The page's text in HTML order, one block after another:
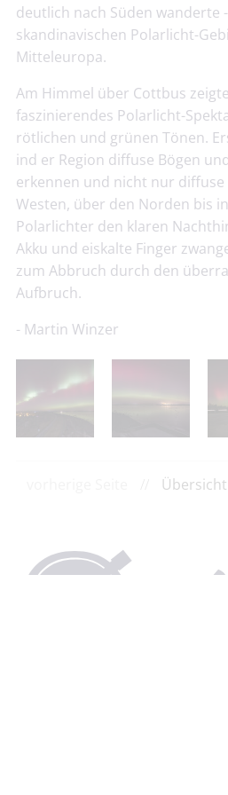
deutlich nach Süden wanderte
skandinavischen Polarlicht-
Mitteleuropa.
Am Himmel über Cottbus
faszinierendes Polarlicht-
rötlichen und grünen Tönen.
ind er Region diffuse Bögen
erkennen und nicht nur diffuse
Westen, über den Norden bis
Polarlichter den klaren
Akku und eiskalte Finger
zum Abbruch durch den
Aufbruch.
- Martin Winzer
Übersicht